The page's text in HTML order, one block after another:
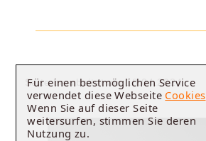
Seite bearbeitet am 18.04.2024.
Für einen bestmöglichen Service
verwendet diese Webseite Cookies
Wenn Sie auf dieser Seite
weitersurfen, stimmen Sie deren
Nutzung zu.